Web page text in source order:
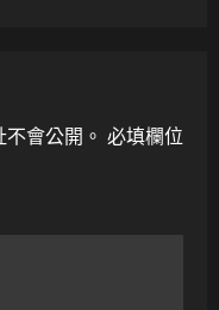
會公開。 必填欄位